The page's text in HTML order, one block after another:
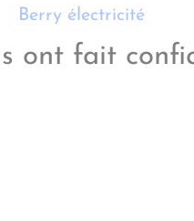
Berry électricité
ont fait